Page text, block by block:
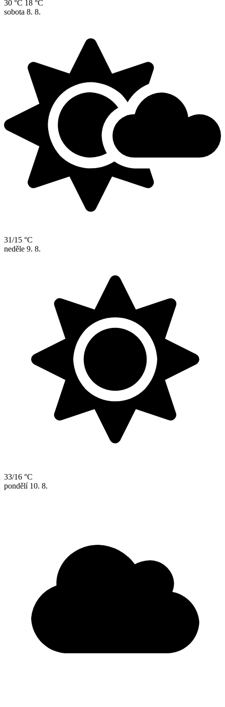
30 °C 18 °C
sobota 8. 8.
31/15 °C
neděle 9. 8.
33/16 °C
pondělí 10. 8.